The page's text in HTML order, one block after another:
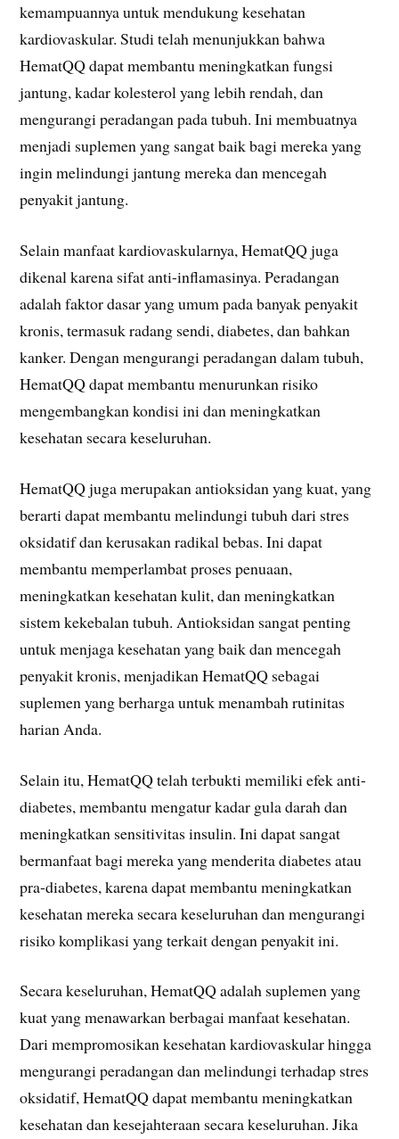
kemampuannya untuk mendukung kesehatan
kardiovaskular. Studi telah menunjukkan bahwa
HematQQ dapat membantu meningkatkan fungsi
jantung, kadar kolesterol yang lebih rendah, dan
mengurangi peradangan pada tubuh. Ini membuatnya
menjadi suplemen yang sangat baik bagi mereka yang
ingin melindungi jantung mereka dan mencegah
penyakit jantung.
Selain manfaat kardiovaskularnya, HematQQ juga
dikenal karena sifat anti-inflamasinya. Peradangan
adalah faktor dasar yang umum pada banyak penyakit
kronis, termasuk radang sendi, diabetes, dan bahkan
kanker. Dengan mengurangi peradangan dalam tubuh,
HematQQ dapat membantu menurunkan risiko
mengembangkan kondisi ini dan meningkatkan
kesehatan secara keseluruhan.
HematQQ juga merupakan antioksidan yang kuat, yang
berarti dapat membantu melindungi tubuh dari stres
oksidatif dan kerusakan radikal bebas. Ini dapat
membantu memperlambat proses penuaan,
meningkatkan kesehatan kulit, dan meningkatkan
sistem kekebalan tubuh. Antioksidan sangat penting
untuk menjaga kesehatan yang baik dan mencegah
penyakit kronis, menjadikan HematQQ sebagai
suplemen yang berharga untuk menambah rutinitas
harian Anda.
Selain itu, HematQQ telah terbukti memiliki efek anti-
diabetes, membantu mengatur kadar gula darah dan
meningkatkan sensitivitas insulin. Ini dapat sangat
bermanfaat bagi mereka yang menderita diabetes atau
pra-diabetes, karena dapat membantu meningkatkan
kesehatan mereka secara keseluruhan dan mengurangi
risiko komplikasi yang terkait dengan penyakit ini.
Secara keseluruhan, HematQQ adalah suplemen yang
kuat yang menawarkan berbagai manfaat kesehatan.
Dari mempromosikan kesehatan kardiovaskular hingga
mengurangi peradangan dan melindungi terhadap stres
oksidatif, HematQQ dapat membantu meningkatkan
kesehatan dan kesejahteraan secara keseluruhan. Jika